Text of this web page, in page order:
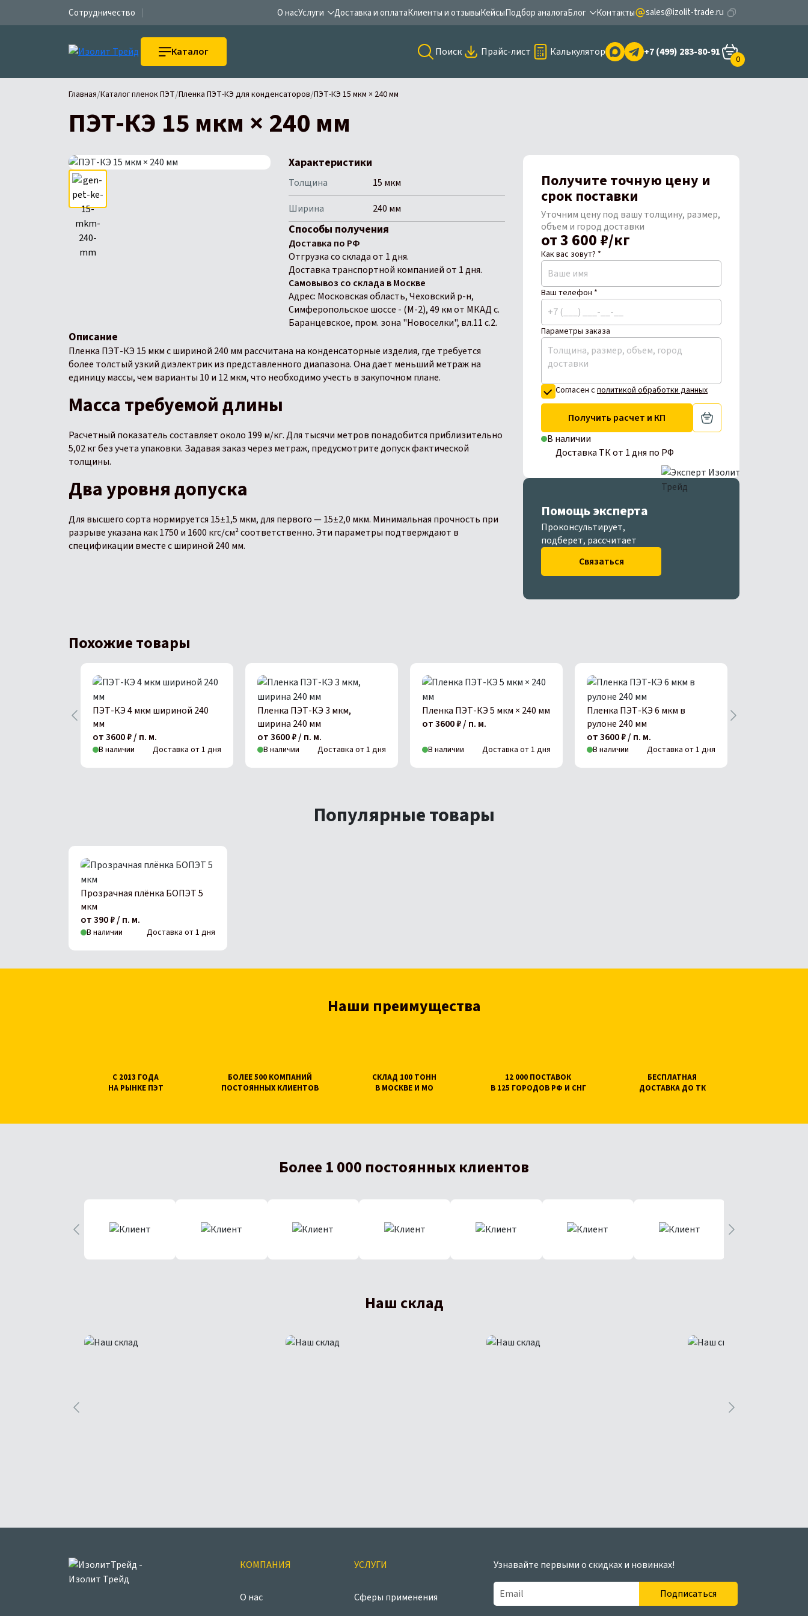
Сотрудничество О насУслуги Доставка и оплатаКлиенты и отзывыКейсыПодбор аналогаБлог Контакты sales@izolit-trade.ru
Каталог Поиск Прайс-лист Калькулятор +7 (499) 283-80-91
0
Главная/Каталог пленок ПЭТ/Пленка ПЭТ-КЭ для конденсаторов/ПЭТ-КЭ 15 мкм × 240 мм
ПЭТ-КЭ 15 мкм × 240 мм
Характеристики
Толщина
15 мкм
Ширина
240 мм
Способы получения
Доставка по РФ
Отгрузка со склада от 1 дня.
Доставка транспортной компанией от 1 дня.
Самовывоз со склада в Москве
Адрес: Московская область, Чеховский р-н,
Симферопольское шоссе - (М-2), 49 км от МКАД с.
Баранцевское, пром. зона "Новоселки", вл.11 с.2.
Описание
Пленка ПЭТ-КЭ 15 мкм с шириной 240 мм рассчитана на конденсаторные изделия, где требуется
более толстый узкий диэлектрик из представленного диапазона. Она дает меньший метраж на
единицу массы, чем варианты 10 и 12 мкм, что необходимо учесть в закупочном плане.
Масса требуемой длины
Расчетный показатель составляет около 199 м/кг. Для тысячи метров понадобится приблизительно
5,02 кг без учета упаковки. Задавая заказ через метраж, предусмотрите допуск фактической
толщины.
Два уровня допуска
Для высшего сорта нормируется 15±1,5 мкм, для первого — 15±2,0 мкм. Минимальная прочность при
разрыве указана как 1750 и 1600 кгс/см² соответственно. Эти параметры подтверждают в
спецификации вместе с шириной 240 мм.
Получите точную цену и
срок поставки
Уточним цену под вашу толщину, размер,
объем и город доставки
от 3 600 ₽/кг
Как вас зовут? *
Ваш телефон *
Параметры заказа
Согласен с политикой обработки данных
Получить расчет и КП
В наличии
Доставка ТК от 1 дня по РФ
Помощь эксперта
Проконсультирует,
подберет, рассчитает
Связаться
Похожие товары
ПЭТ-КЭ 4 мкм шириной 240
мм
от 3600 ₽ / п. м.
В наличии Доставка от 1 дня
Пленка ПЭТ-КЭ 3 мкм,
ширина 240 мм
от 3600 ₽ / п. м.
В наличии Доставка от 1 дня
Пленка ПЭТ-КЭ 5 мкм × 240 мм
от 3600 ₽ / п. м.
В наличии Доставка от 1 дня
Пленка ПЭТ-КЭ 6 мкм в
рулоне 240 мм
от 3600 ₽ / п. м.
В наличии Доставка от 1 дня
Популярные товары
Прозрачная плёнка БОПЭТ 5
мкм
от 390 ₽ / п. м.
В наличии Доставка от 1 дня
Наши преимущества
С 2013 ГОДА
НА РЫНКЕ ПЭТ
БОЛЕЕ 500 КОМПАНИЙ
ПОСТОЯННЫХ КЛИЕНТОВ
СКЛАД 100 ТОНН
В МОСКВЕ И МО
12 000 ПОСТАВОК
В 125 ГОРОДОВ РФ И СНГ
БЕСПЛАТНАЯ
ДОСТАВКА ДО ТК
Более 1 000 постоянных клиентов
Наш склад
КОМПАНИЯ
О нас
УСЛУГИ
Сферы применения
Узнавайте первыми о скидках и новинках!
Подписаться